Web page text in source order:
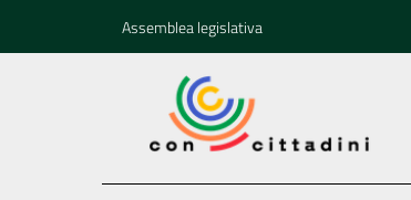
Assemblea legislativa